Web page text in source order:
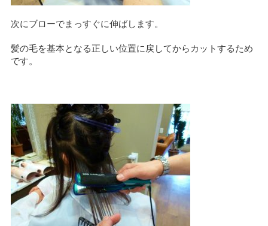
次にブローでまっすぐに伸ばします。
髪の毛を基本となる正しい位置に戻してからカットするため
です。